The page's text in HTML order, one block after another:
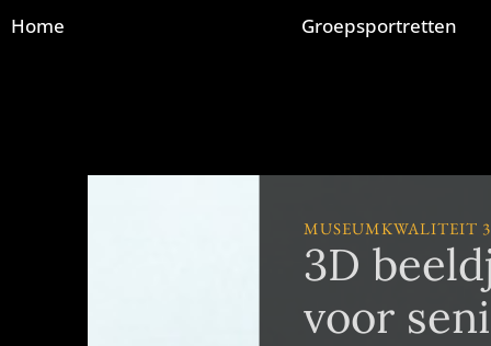
Home Groepsportretten
MUSEUMKWALITEIT
3D
voor